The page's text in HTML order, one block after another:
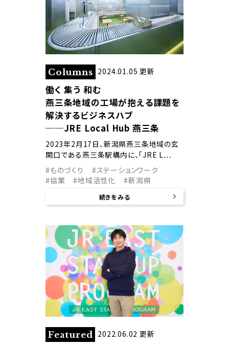
Columns 2024.01.05 更新
働く 集う 和む
燕三条地域の工場が抱える課題を
解決するビジネスハブ
──JRE Local Hub 燕三条
2023年2月17日、新潟県燕三条地域の玄
関口である燕三条駅構内に、「JRE L…
#ものづくり
#ステーションワーク
#協業
#地域活性化 #新潟県
続きをみる
Featured 2022.06.02 更新